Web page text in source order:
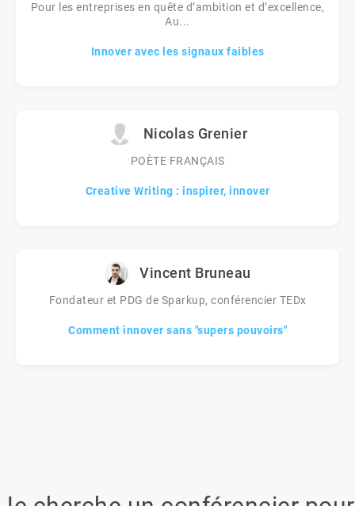
Pour les entreprises en quête d’ambition et d’excellence,
Au...
Innover avec les signaux faibles
Nicolas Grenier
POÈTE FRANÇAIS
Creative Writing : inspirer, innover
Vincent Bruneau
Fondateur et PDG de Sparkup, conférencier TEDx
Comment innover sans "supers pouvoirs"